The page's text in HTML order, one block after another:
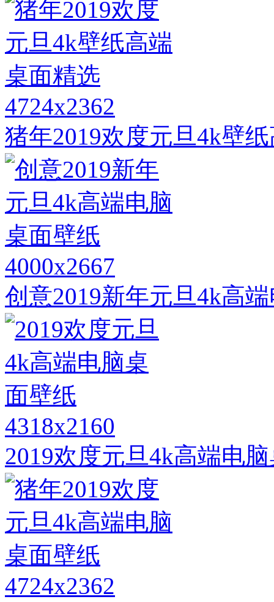
4724x2362
猪年2019欢度元旦4k壁
4000x2667
创意2019新年元旦4k高
4318x2160
2019欢度元旦4k高端电
4724x2362